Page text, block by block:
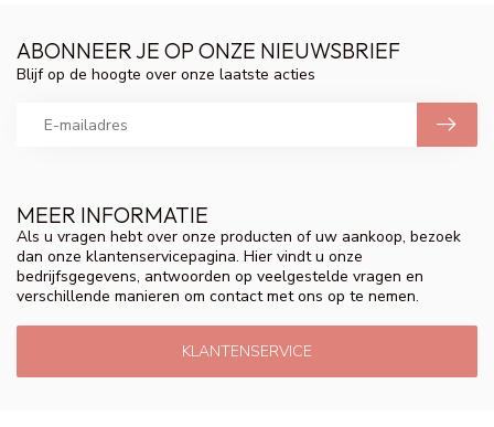
MEER INFORMATIE
Als u vragen hebt over onze producten of uw aankoop, bezoek
dan onze klantenservicepagina. Hier vindt u onze
bedrijfsgegevens, antwoorden op veelgestelde vragen en
verschillende manieren om contact met ons op te nemen.
KLANTENSERVICE
ABONNEER JE OP ONZE NIEUWSBRIEF
Blijf op de hoogte over onze laatste acties